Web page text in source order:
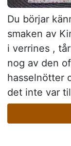
Du börjar
smaken av
i verrines ,
nog av den
hasselnötter
det inte var